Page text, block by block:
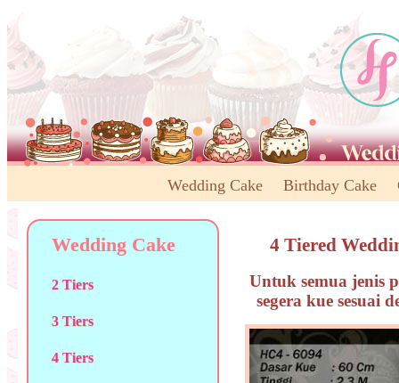
Wedding Cake Birthday Cake
Wedding Cake
2 Tiers
3 Tiers
4 Tiers
4 Tiered
Untuk semua jenis
segera kue sesuai